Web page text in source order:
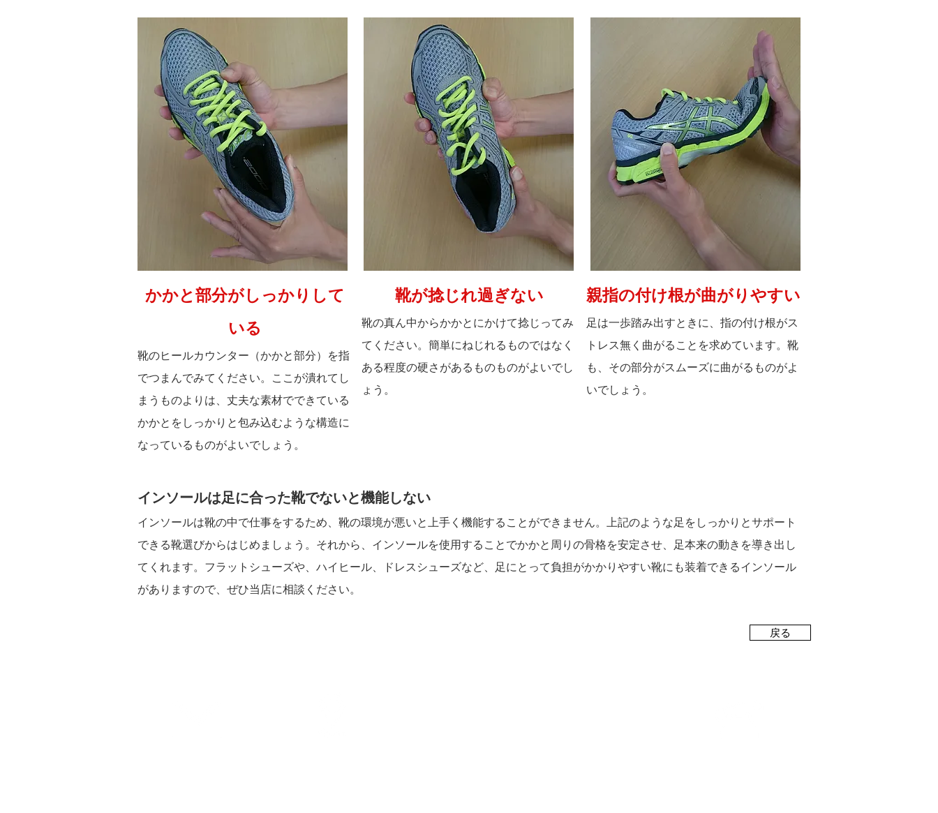
かかと部分がしっかりして
いる
靴のヒールカウンター（かかと部分）を指
でつまんでみてください。ここが潰れてし
まうものよりは、丈夫な素材でできている
かかとをしっかりと包み込むような構造に
なっているものがよいでしょう。
靴が捻じれ過ぎない
靴の真ん中からかかとにかけて捻じってみ
てください。簡単にねじれるものではなく
ある程度の硬さがあるものものがよいでし
ょう。
親指の付け根が曲がりやすい
足は一歩踏み出すときに、指の付け根がス
トレス無く曲がることを求めています。靴
も、その部分がスムーズに曲がるものがよ
いでしょう。
インソールは足に合った靴でないと機能しない
インソールは靴の中で仕事をするため、靴の環境が悪いと上手く機能することができません。上記のような足をしっかりとサポート
できる靴選びからはじめましょう。それから、 インソールを使用することでかかと周りの骨格を安定させ、足本来の動きを導き出し
てくれます。フラットシューズや、ハイヒール、ドレスシューズなど、足にとって負担がかかりやすい靴にも装着できるインソール
がありますので、ぜひ当店に相談ください。
戻る